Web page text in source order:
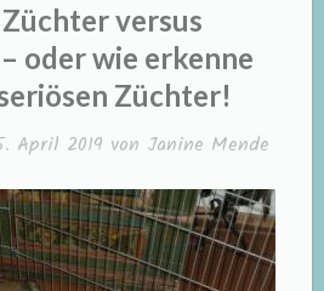
versus
oder wie erkenne
Züchter!
April 2019 von Janine Mende